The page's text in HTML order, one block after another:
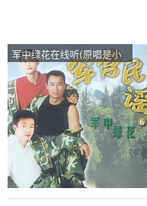
军中绿花在线听(原唱是小
曾)，金达菜演唱点播:19次